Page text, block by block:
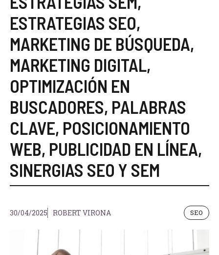
ESTRATEGIAS SEO,
MARKETING DE BÚSQUEDA,
MARKETING DIGITAL,
OPTIMIZACIÓN EN
BUSCADORES, PALABRAS
CLAVE, POSICIONAMIENTO
WEB, PUBLICIDAD EN LÍNEA,
SINERGIAS SEO Y SEM
30/04/2025 ROBERT VIRONA SEO